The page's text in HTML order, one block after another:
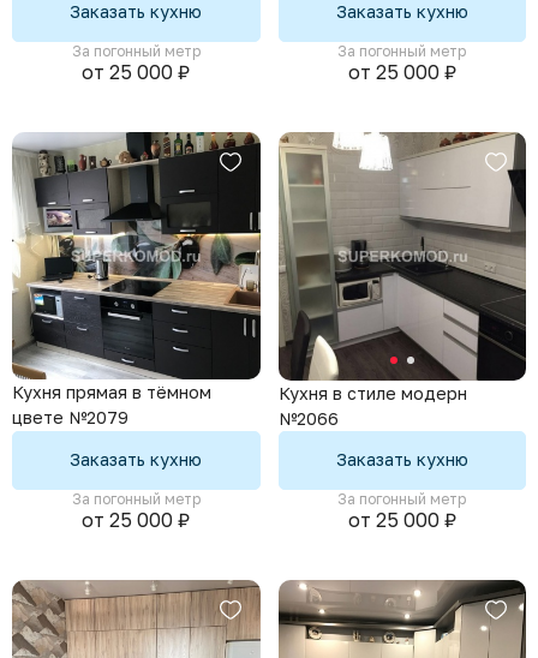
Заказать кухню
За погонный метр
от 25 000 ₽
Заказать кухню
За погонный метр
от 25 000 ₽
Кухня прямая в тёмном
цвете №2079
Заказать кухню
За погонный метр
от 25 000 ₽
Кухня в стиле модерн
№2066
Заказать кухню
За погонный метр
от 25 000 ₽